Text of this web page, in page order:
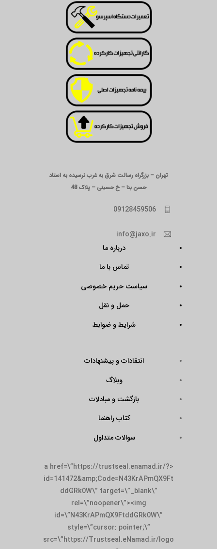
تهران – بزرگراه رسالت شرق به غرب نرسیده به استاد
حسن بنا – خ حسینی – پلاک 48
09128459506
info@jaxo.ir
درباره ما
تماس با ما
سیاست حریم خصوصی
حمل و نقل
شرایط و ضوابط
انتقادات و پیشنهادات
وبلاگ
بازگشت و مبادلات
کتاب راهنما
سوالات متداول
<a href=\”https://trustseal.enamad.ir/?
id=141472&amp;Code=N43KrAPmQX9Ft
ddGRk0W\” target=\”_blank\”
rel=\”noopener\”><img
id=\”N43KrAPmQX9FtddGRk0W\”
style=\”cursor: pointer;\”
src=\”https://Trustseal.eNamad.ir/logo